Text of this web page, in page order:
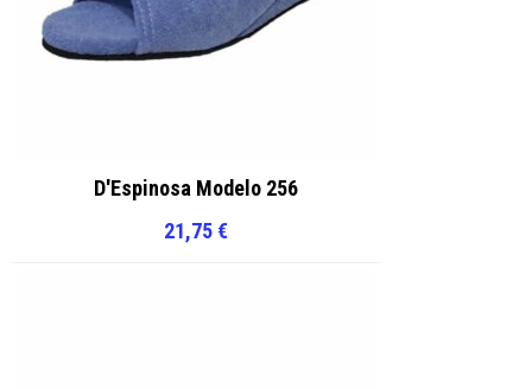
D'Espinosa Modelo 256
21,75€